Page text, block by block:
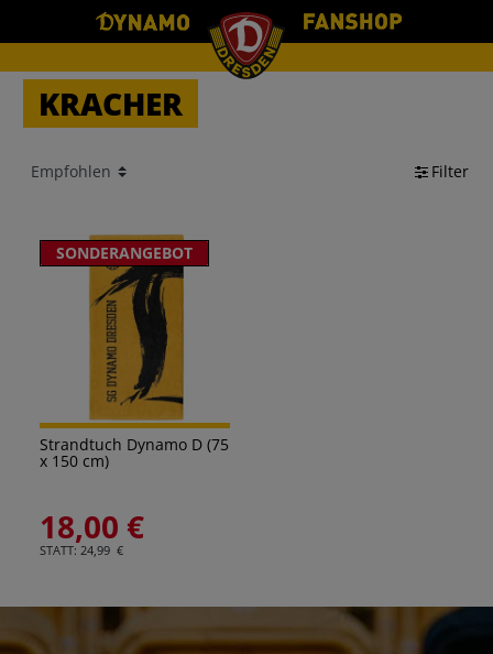
KRACHER
Filter
SONDERANGEBOT
Strandtuch Dynamo D (75
x 150 cm)
18,00 €
STATT: 24,99 €